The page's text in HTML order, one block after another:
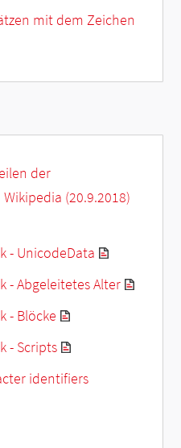
mit dem Zeichen
der
(20.9.2018)
- UnicodeData
- Abgeleitetes Alter
- Blöcke
- Scripts
identifiers